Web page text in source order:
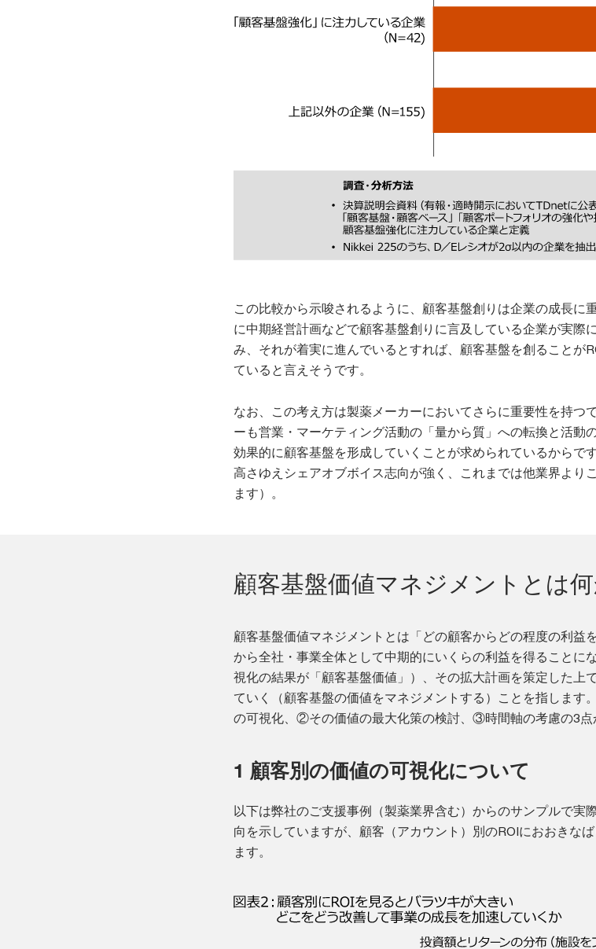
この比較から示唆されるように、顧客基盤創りは企業の成長に
に中期経営計画などで顧客基盤創りに言及している企業が実際
み、それが着実に進んでいるとすれば、顧客基盤を創ることが
ていると言えそうです。
なお、この考え方は製薬メーカーにおいてさらに重要性を持つ
ーも営業・マーケティング活動の「量から質」への転換と活動
効果的に顧客基盤を形成していくことが求められているからで
高さゆえシェアオブボイス志向が強く、これまでは他業界より
ます）。
顧客基盤価値マネジメントとは
顧客基盤価値マネジメントとは「どの顧客からどの程度の利益
から全社・事業全体として中期的にいくらの利益を得ることに
視化の結果が「顧客基盤価値」）、その拡大計画を策定した上
ていく（顧客基盤の価値をマネジメントする）ことを指します
の可視化、②その価値の最大化策の検討、③時間軸の考慮の3点
1 顧客別の価値の可視化について
以下は弊社のご支援事例（製薬業界含む）からのサンプルで実
向を示していますが、顧客（アカウント）別のROIにおおきな
ます。